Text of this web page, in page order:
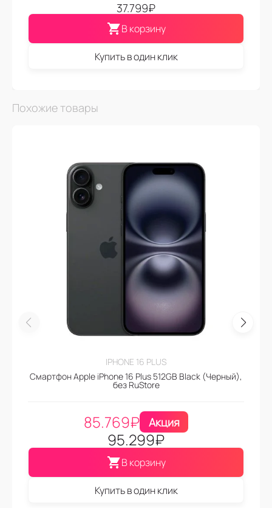
37.799₽
В корзину
Купить в один клик
Похожие товары
IPHONE 16 PLUS
Смартфон Apple iPhone 16 Plus 512GB Black (Черный),
без RuStore
85.769₽ Акция
95.299₽
В корзину
Купить в один клик